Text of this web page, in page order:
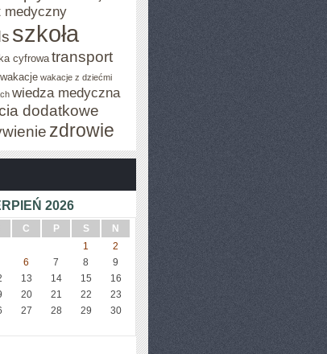
medyczny
szkoła
cyfrowatransport
wakacje wakacje z dziećmi
wiedza medyczna
dodatkowe
zdrowie
2026
C P S
N
1
2
6 7 8
9
13 14 15
16
20 21 22
23
27 28 29
30